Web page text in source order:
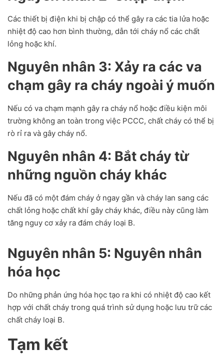
Các thiết bị điện khi bị chập có thể gây ra các tia lửa hoặc
nhiệt độ cao hơn bình thường, dẫn tới cháy nổ các chất
lỏng hoặc khí.
Nguyên nhân 3: Xảy ra các va
chạm gây ra cháy ngoài ý muốn
Nếu có va chạm mạnh gây ra cháy nổ hoặc điều kiện môi
trường không an toàn trong việc PCCC, chất cháy có thể bị
rò rỉ ra và gây cháy nổ.
Nguyên nhân 4: Bắt cháy từ
những nguồn cháy khác
Nếu đã có một đám cháy ở ngay gần và cháy lan sang các
chất lỏng hoặc chất khí gây cháy khác, điều này cũng làm
tăng nguy cơ xảy ra đám cháy loại B.
Nguyên nhân 5: Nguyên nhân
hóa học
Do những phản ứng hóa học tạo ra khi có nhiệt độ cao kết
hợp với chất cháy trong quá trình sử dụng hoặc lưu trữ các
chất cháy loại B.
Tạm kết